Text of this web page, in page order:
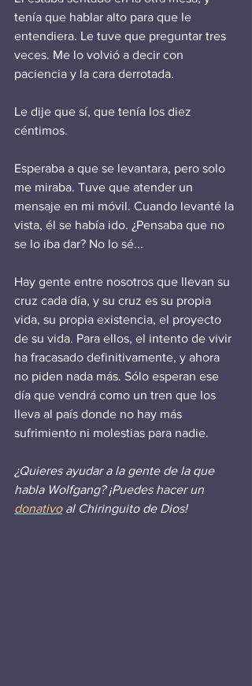
tenía que hablar alto para que le
entendiera. Le tuve que preguntar tres
veces. Me lo volvió a decir con
paciencia y la cara derrotada.
Le dije que sí, que tenía los diez
céntimos.
Esperaba a que se levantara, pero solo
me miraba. Tuve que atender un
mensaje en mi móvil. Cuando levanté la
vista, él se había ido. ¿Pensaba que no
se lo iba dar? No lo sé...
Hay gente entre nosotros que llevan su
cruz cada día, y su cruz es su propia
vida, su propia existencia, el proyecto
de su vida. Para ellos, el intento de vivir
ha fracasado definitivamente, y ahora
no piden nada más. Sólo esperan ese
día que vendrá como un tren que los
lleva al país donde no hay más
sufrimiento ni molestias para nadie.
¿Quieres ayudar a la gente de la que
habla Wolfgang? ¡Puedes hacer un
donativo al Chiringuito de Dios!